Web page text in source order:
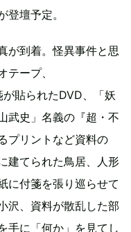
壇予定。
が到着。怪異事件と思
ープ、
貼られたDVD、「妖
武史」名義の『超・不
プリントなど資料の
建てられた鳥居、人形
に付箋を張り巡らせて
沢、資料が散乱した部
手に「何か」を見てし